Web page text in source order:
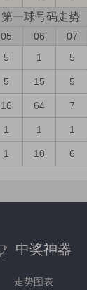
第一球号码走势
05 06 07
5 1 5
5 15 5
16 64 7
1 1 1
1 10 6
中奖神器
走势图表